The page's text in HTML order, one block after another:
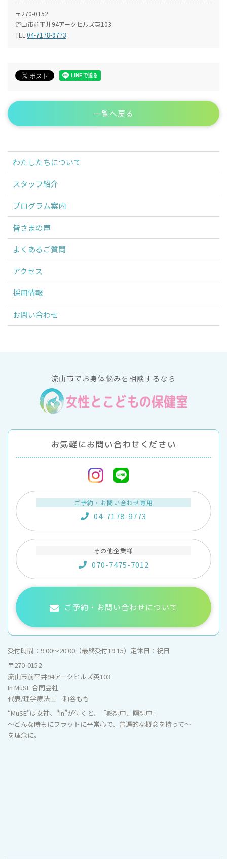
〒270-0152
流山市前平井94アークヒルズ英103
TEL:04-7178-9773
一覧へ戻る
わたしたちについて
スタッフ紹介
プログラム案内
皆さまの声
よくあるご質問
アクセス
採用情報
お問い合わせ
流山市でお身体悩みを相談するなら
お気軽にお問い合わせください
ご予約・お問い合わせ専用
04-7178-9773
その他企業様
070-7475-7012
ご予約・お問い合わせについて
受付時間： 9:00〜20:00（最終受付19:15） 定休日： 祝日
〒270-0152
流山市前平井94アークヒルズ英103
In MuSE.合同会社
代表/理学療法士 粕谷もも
“MuSE”は女神、“In”が付くと、「黙想中、瞑想中」
～どんな時もにフラットに平常心で、普遍的な概念を持って～
を理念に。